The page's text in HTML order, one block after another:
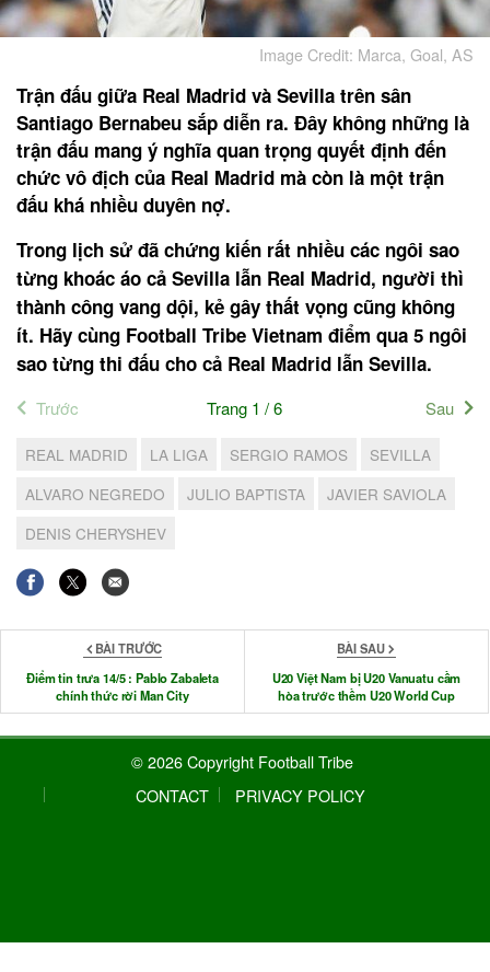
Image Credit: Marca, Goal, AS
Trận đấu giữa Real Madrid và Sevilla trên sân
Santiago Bernabeu sắp diễn ra. Đây không những là
trận đấu mang ý nghĩa quan trọng quyết định đến
chức vô địch của Real Madrid mà còn là một trận
đấu khá nhiều duyên nợ.
Trong lịch sử đã chứng kiến rất nhiều các ngôi sao
từng khoác áo cả Sevilla lẫn Real Madrid, người thì
thành công vang dội, kẻ gây thất vọng cũng không
ít. Hãy cùng Football Tribe Vietnam điểm qua 5 ngôi
sao từng thi đấu cho cả Real Madrid lẫn Sevilla.
Trước Trang 1 / 6 Sau
REAL MADRID LA LIGA SERGIO RAMOS
SEVILLA
ALVARO NEGREDO
JULIO BAPTISTA
JAVIER SAVIOLA
DENIS CHERYSHEV
BÀI TRƯỚC
Điểm tin trưa 14/5 : Pablo Zabaleta
chính thức rời Man City
BÀI SAU
U20 Việt Nam bị U20 Vanuatu cầm
hòa trước thềm U20 World Cup
© 2026 Copyright Football Tribe
CONTACT
PRIVACY POLICY